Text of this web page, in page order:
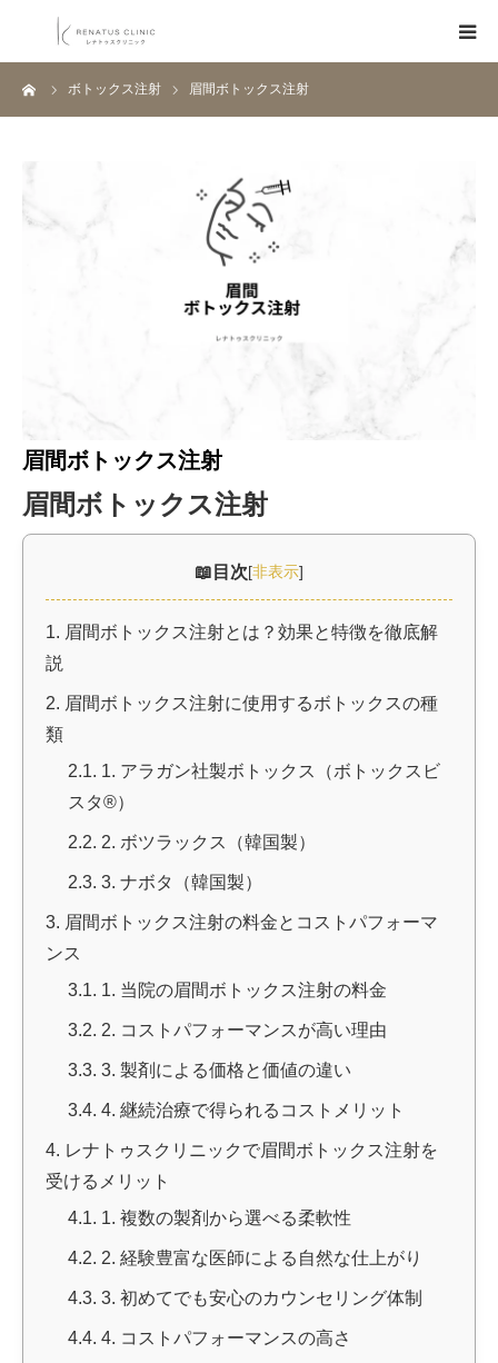
ボトックス注射 眉間ボトックス注射
眉間ボトックス注射
眉間ボトックス注射
目次[非表示]
1. 眉間ボトックス注射とは？効果と特徴を徹底解
説
2. 眉間ボトックス注射に使用するボトックスの種
類
2.1. 1. アラガン社製ボトックス（ボトックスビ
スタ®）
2.2. 2. ボツラックス（韓国製）
2.3. 3. ナボタ（韓国製）
3. 眉間ボトックス注射の料金とコストパフォーマ
ンス
3.1. 1. 当院の眉間ボトックス注射の料金
3.2. 2. コストパフォーマンスが高い理由
3.3. 3. 製剤による価格と価値の違い
3.4. 4. 継続治療で得られるコストメリット
4. レナトゥスクリニックで眉間ボトックス注射を
受けるメリット
4.1. 1. 複数の製剤から選べる柔軟性
4.2. 2. 経験豊富な医師による自然な仕上がり
4.3. 3. 初めてでも安心のカウンセリング体制
4.4. 4. コストパフォーマンスの高さ
HOME
料金表
Q&A
ストア
相談